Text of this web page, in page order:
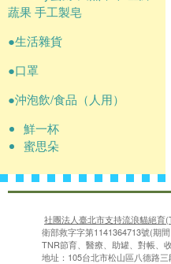
蔬果 手工製皂
●生活雜貨
●口罩
●沖泡飲/食品（人用）
鮮一杯
蜜思朵
社團法人臺北市支持流浪貓絕育
衛部救字字第1141364713號(期
TNR節育、醫療、助罐、對帳、
地址：105台北市松山區八德路